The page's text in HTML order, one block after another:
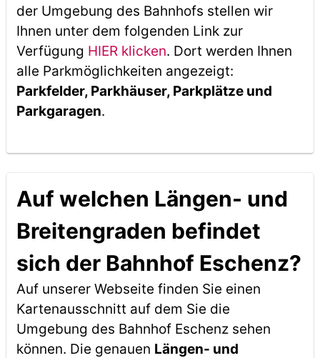
der Umgebung des Bahnhofs stellen wir
Ihnen unter dem folgenden Link zur
Verfügung HIER klicken. Dort werden Ihnen
alle Parkmöglichkeiten angezeigt:
Parkfelder, Parkhäuser, Parkplätze und
Parkgaragen.
Auf welchen Längen- und
Breitengraden befindet
sich der Bahnhof Eschenz?
Auf unserer Webseite finden Sie einen
Kartenausschnitt auf dem Sie die
Umgebung des Bahnhof Eschenz sehen
können. Die genauen Längen- und